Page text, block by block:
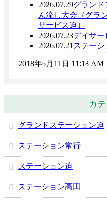
2026.07.29グランド
ん流し大会（グラ
サービス迫）
2026.07.23デイサー
2026.07.21 ステーシ
2018年6月11日 11:18
カ
グランドステーション迫
ステーション常行
ステーション迫
ステーション高田